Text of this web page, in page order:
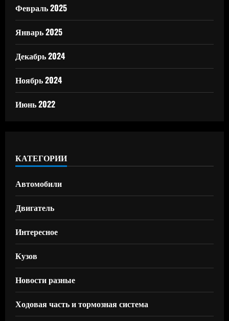
Февраль 2025
Январь 2025
Декабрь 2024
Ноябрь 2024
Июнь 2022
КАТЕГОРИИ
Автомобили
Двигатель
Интересное
Кузов
Новости разные
Ходовая часть и тормозная система